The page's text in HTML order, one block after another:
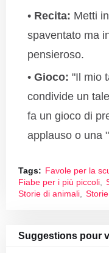
Recita: Metti
spaventato ma
pensieroso.
Gioco: "Il mio
condivide un
fa un gioco di
applauso o una
Tags: Favole per la
Fiabe per i più piccoli
Storie di animali
Suggestions pour